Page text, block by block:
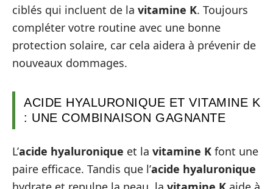
ciblés qui incluent de la vitamine K. Toujours
compléter votre routine avec une bonne
protection solaire, car cela aidera à prévenir de
nouveaux dommages.
ACIDE HYALURONIQUE ET VITAMINE K
: UNE COMBINAISON GAGNANTE
L’acide hyaluronique et la vitamine K font une
paire efficace. Tandis que l’acide hyaluronique